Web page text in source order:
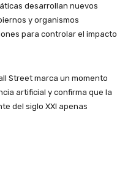
desarrollan nuevos
y organismos
para controlar el impacto
Street marca un momento
artificial y confirma que la
del siglo XXI apenas